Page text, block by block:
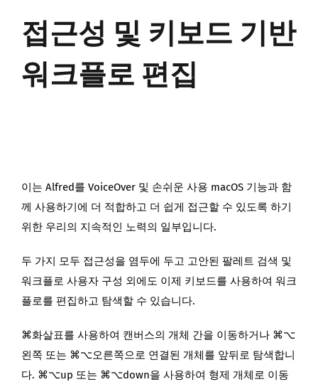
접근성 및 키보드 기반
워크플로 편집
이는 Alfred를 VoiceOver 및 손쉬운 사용 macOS 기능과 함
께 사용하기에 더 적합하고 더 쉽게 접근할 수 있도록 하기
위한 우리의 지속적인 노력의 일부입니다.
두 가지 모두 접근성을 염두에 두고 고안된 팔레트 검색 및
워크플로 사용자 구성 외에도 이제 키보드를 사용하여 워크
플로를 편집하고 탐색할 수 있습니다.
⌘화살표를 사용하여 캔버스의 개체 간을 이동하거나 ⌘⌥
왼쪽 또는 ⌘⌥오른쪽으로 연결된 개체를 앞뒤로 탐색합니
다. ⌘⌥up 또는 ⌘⌥down을 사용하여 형제 개체로 이동